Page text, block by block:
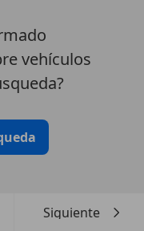
vehículos
Siguiente